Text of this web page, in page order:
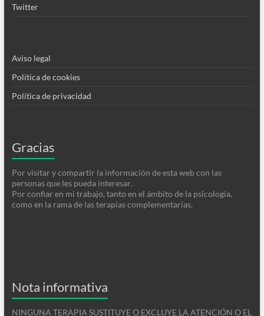
Twitter
Aviso legal
Política de cookies
Política de privacidad
Gracias
Por visitar y compartir la información de esta web con las
personas que les pueda interesar.
Por confiar en mi trabajo, tanto en el ámbito de la psicología,
como en la rama de las terapias complementarias.
Nota informativa
NINGUNA TERAPIA SUSTITUYE O EXCLUYE LA ATENCIÓN O EL